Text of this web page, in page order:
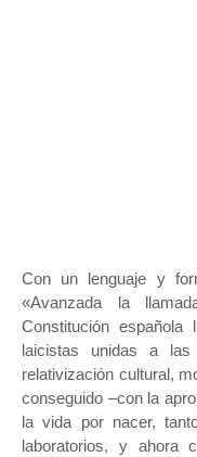
Con un lenguaje y
«Avanzada la
Constitución española
laicistas unidas a
relativización cultural,
conseguido –con la
la vida por nacer,
laboratorios, y ahora